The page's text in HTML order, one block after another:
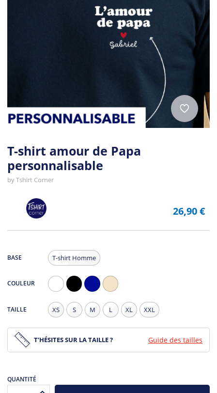
T-shirt amour de Papa
personnalisable
byTshirt Corner
26,90 €
BASE T-shirt Homme
COULEUR
-
légèrement
TAILLE XS S M L XL XXL
T’HÉSITES SUR LA TAILLE ? Guide des tailles
QUANTITÉ